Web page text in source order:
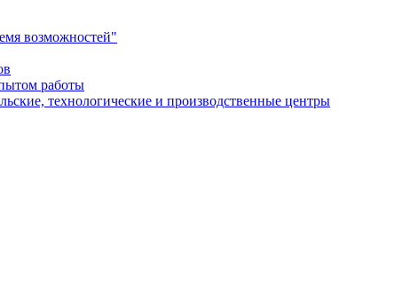
возможностей"
работы
технологические и производственные центры